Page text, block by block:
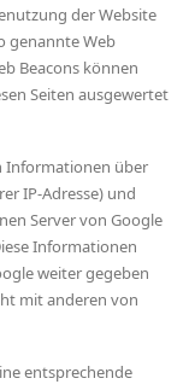
der Website
genannte Web
Beacons können
Seiten ausgewertet
Informationen über
IP-Adresse) und
Server von Google
Informationen
weiter gegeben
mit anderen von
entsprechende